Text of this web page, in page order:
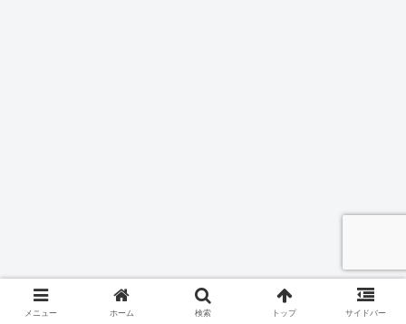
メニュー ホーム 検索 トップ サイドバー